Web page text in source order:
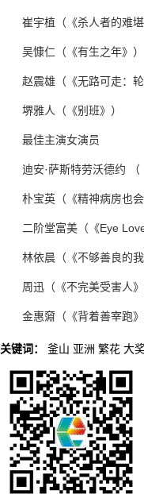
崔宇植（《杀人者的难堪
吴慷仁（《有生之年》）
赵震雄（《无路可走：轮
堺雅人（《别班》）
最佳主演女演员
迪安·萨斯特劳沃德约 （
朴宝英（《精神病房也会
二阶堂富美（《Eye
林依晨（《不够善良的我
周迅（《不完美受害人》
金惠奫（《背着善宰跑》
关键词： 釜山 亚洲 繁花 大